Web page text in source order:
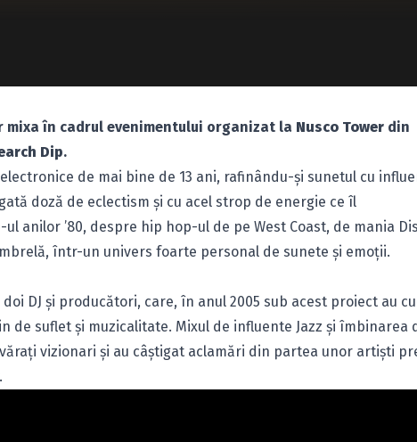
mixa în cadrul evenimentului organizat la Nusco Tower din
Dip.
de mai bine de 13 ani, rafinându-şi sunetul cu
doză de eclectism şi cu acel strop de energie ce îl
anilor ’80, despre hip hop-ul de pe West Coast, de mania
într-un univers foarte personal de sunete şi emoţii.
DJ şi producători, care, în anul 2005 sub acest proiect au
de suflet şi muzicalitate. Mixul de influente Jazz şi îmbinarea
vizionari şi au câştigat aclamări din partea unor artişti